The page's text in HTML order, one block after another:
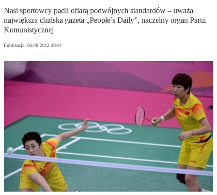
Nasi sportowcy padli ofiarą podwójnych standardów – uważa
największa chińska gazeta „People’s Daily”, naczelny organ Partii
Komunistycznej
Publikacja: 06.08.2012 20:41